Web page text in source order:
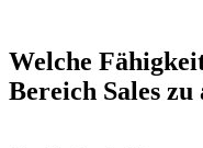
Welche
Bereich Sales zu